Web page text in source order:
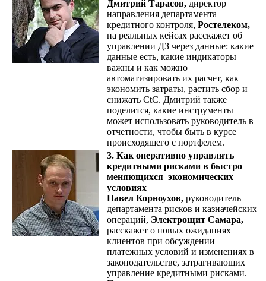
Дмитрий Тарасов, директор
направления департамента
кредитного контроля, Ростелеком,
на реальных кейсах расскажет об
управлении ДЗ через данные: какие
данные есть, какие индикаторы
важны и как можно
автоматизировать их расчет, как
экономить затраты, растить сбор и
снижать CtC. Дмитрий также
поделится, какие инструменты
может использовать руководитель в
отчетности, чтобы быть в курсе
происходящего с портфелем.
3. Как оперативно управлять
кредитными рисками в быстро
меняющихся экономических
условиях
Павел Корноухов, руководитель
департамента рисков и казначейских
операций, Электрощит Самара,
расскажет о новых ожиданиях
клиентов при обсуждении
платежных условий и изменениях в
законодательстве, затрагивающих
управление кредитными рисками.